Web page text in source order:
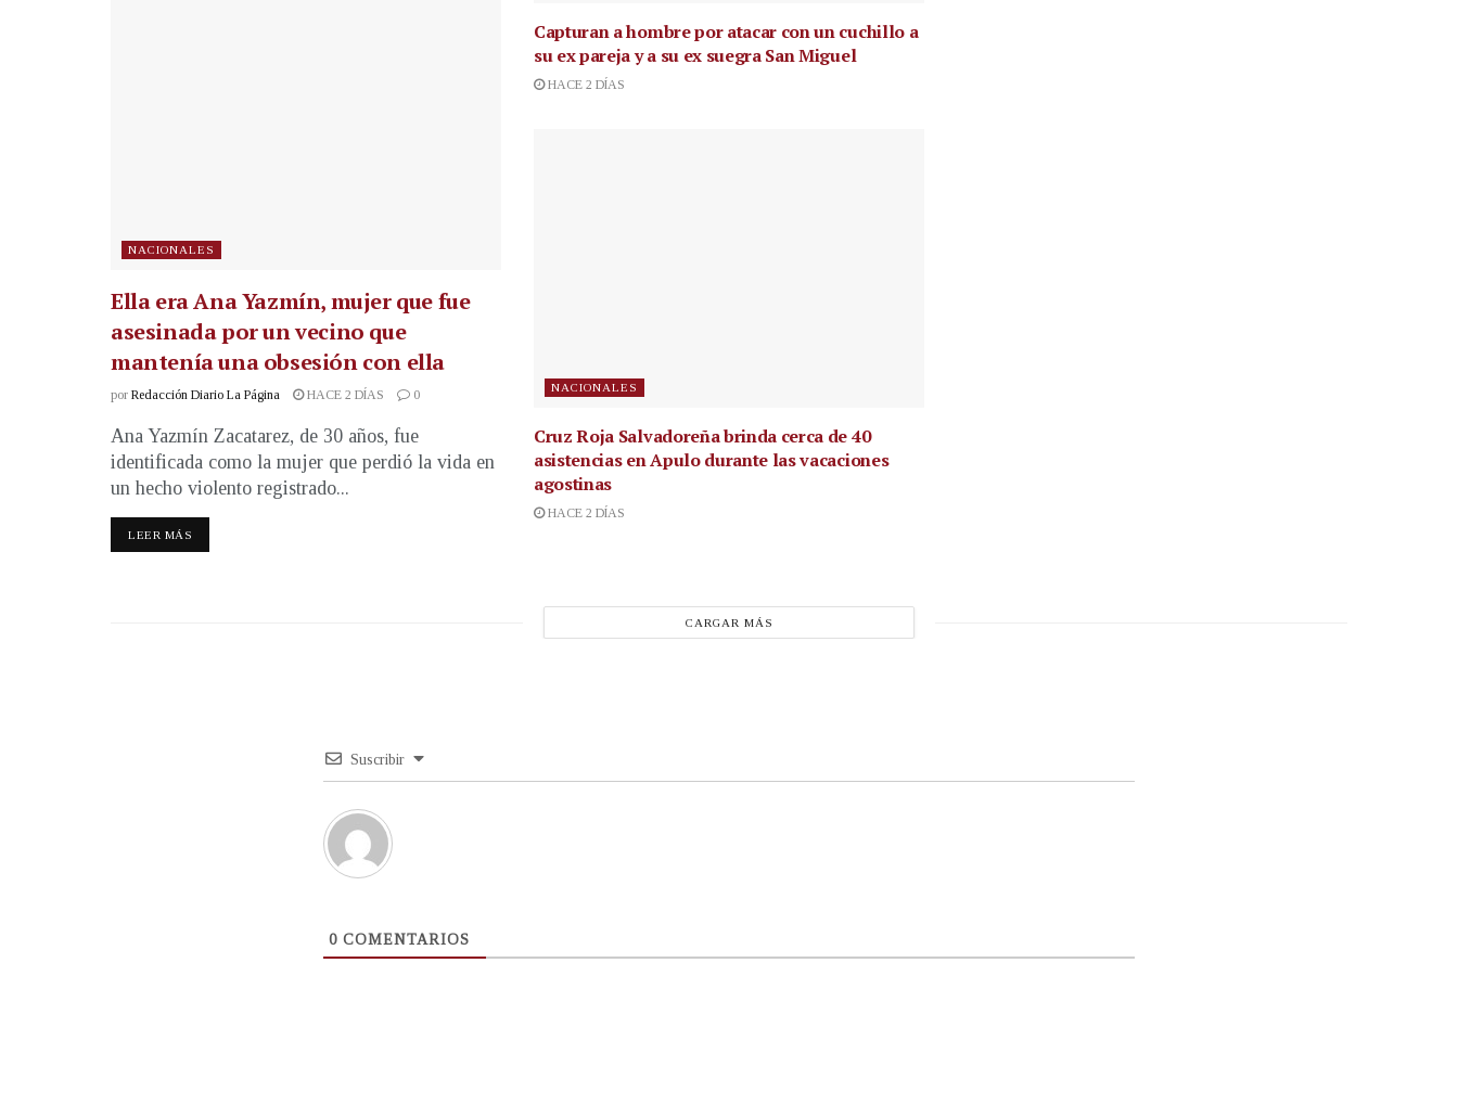
NACIONALES
Ella era Ana Yazmín, mujer que fue
asesinada por un vecino que
mantenía una obsesión con ella
por Redacción Diario La Página HACE 2 DÍAS 0
Ana Yazmín Zacatarez, de 30 años, fue
identificada como la mujer que perdió la vida en
un hecho violento registrado...
LEER MÁS
Capturan a hombre por atacar con un cuchillo a
su ex pareja y a su ex suegra San Miguel
HACE 2 DÍAS
NACIONALES
Cruz Roja Salvadoreña brinda cerca de 40
asistencias en Apulo durante las vacaciones
agostinas
HACE 2 DÍAS
CARGAR MÁS
Suscribir
0 COMENTARIOS